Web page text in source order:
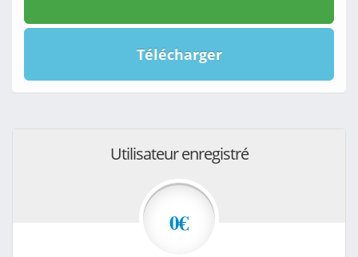
Télécharger
Utilisateur enregistré
0€